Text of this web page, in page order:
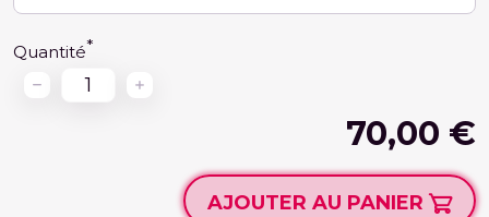
Quantité
70,00 €
AJOUTER AU PANIER